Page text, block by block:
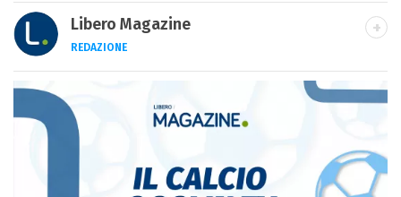
Libero Magazine
REDAZIONE
E-MAIL
INSTAGRAM FACEBOOK
Libero Magazine è il canale del portale
Libero.it dedicato al mondo della
televisione, dello spettacolo e del gossip.